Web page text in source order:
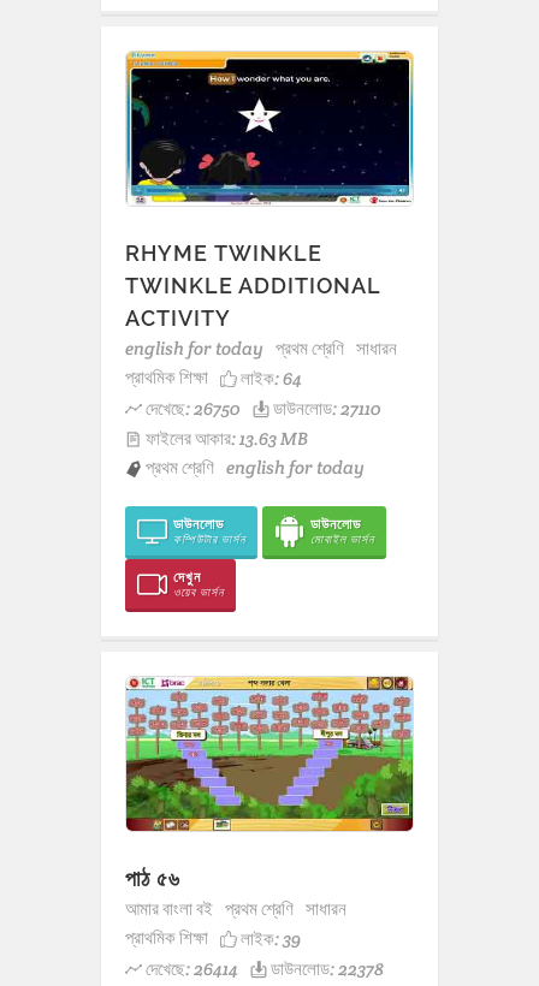
RHYME TWINKLE
TWINKLE ADDITIONAL
ACTIVITY
english for today প্রথম শ্রেণি সাধারন
প্রাথমিক শিক্ষা
লাইক:64
দেখেছে: 26750
ডাউনলোড: 27110
ফাইলের আকার: 13.63 MB
প্রথম শ্রেণি english for today
ডাউনলোড
কম্পিউটার ভার্সন
ডাউনলোড
মোবাইল ভার্সন
দেখুন
ওয়েব ভার্সন
পাঠ ৫৬
আমার বাংলা বই প্রথম শ্রেণি সাধারন
প্রাথমিক শিক্ষা
লাইক:39
দেখেছে: 26414
ডাউনলোড: 22378